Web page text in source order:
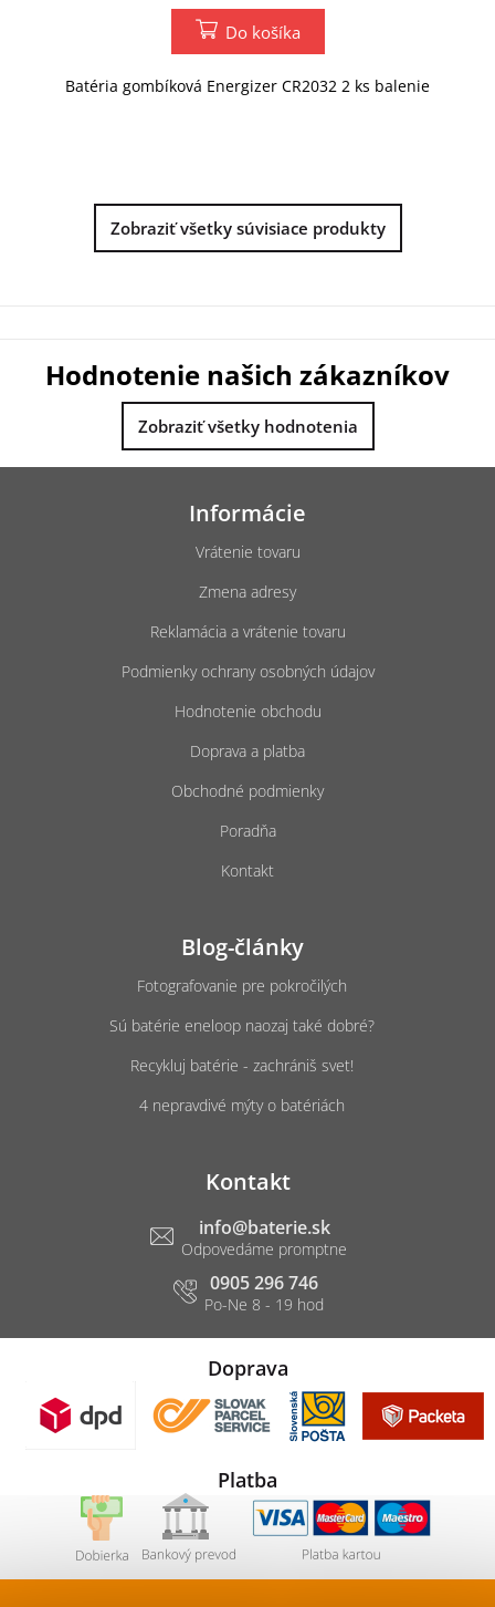
Do košíka
Batéria gombíková Energizer CR2032 2 ks balenie
Zobraziť všetky súvisiace produkty
Hodnotenie našich zákazníkov
Zobraziť všetky hodnotenia
Informácie
Vrátenie tovaru
Zmena adresy
Reklamácia a vrátenie tovaru
Podmienky ochrany osobných údajov
Hodnotenie obchodu
Doprava a platba
Obchodné podmienky
Poradňa
Kontakt
Blog-články
Fotografovanie pre pokročilých
Sú batérie eneloop naozaj také dobré?
Recykluj batérie - zachrániš svet!
4 nepravdivé mýty o batériách
Kontakt
info@baterie.sk
0905 296 746
Doprava
Platba